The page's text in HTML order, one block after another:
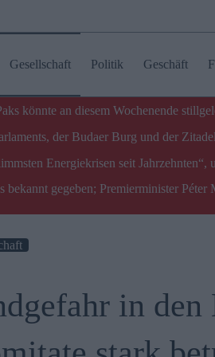
Gesellschaft Politik Geschäft
könnte an diesem Wochenende
der Budaer Burg und der
Energiekrisen seit
gegeben; Premierminister
in den